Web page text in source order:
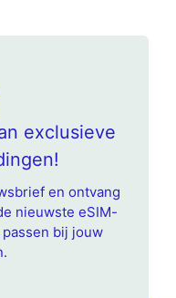
exclusieve
en ontvang
nieuwste eSIM-
bij jouw